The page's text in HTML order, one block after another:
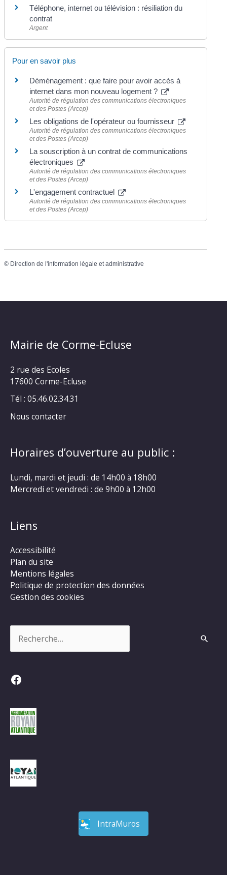
Téléphone, internet ou télévision : résiliation du
contrat
Argent
Pour en savoir plus
Déménagement : que faire pour avoir accès à
internet dans mon nouveau logement ?
Autorité de régulation des communications électroniques
et des Postes (Arcep)
Les obligations de l'opérateur ou fournisseur
Autorité de régulation des communications électroniques
et des Postes (Arcep)
La souscription à un contrat de communications
électroniques
Autorité de régulation des communications électroniques
et des Postes (Arcep)
L'engagement contractuel
Autorité de régulation des communications électroniques
et des Postes (Arcep)
© Direction de l'information légale et administrative
Mairie de Corme-Ecluse
2 rue des Ecoles
17600 Corme-Ecluse
Tél : 05.46.02.34.31
Nous contacter
Horaires d’ouverture au public :
Lundi, mardi et jeudi : de 14h00 à 18h00
Mercredi et vendredi : de 9h00 à 12h00
Liens
Accessibilité
Plan du site
Mentions légales
Politique de protection des données
Gestion des cookies
Facebook
IntraMuros